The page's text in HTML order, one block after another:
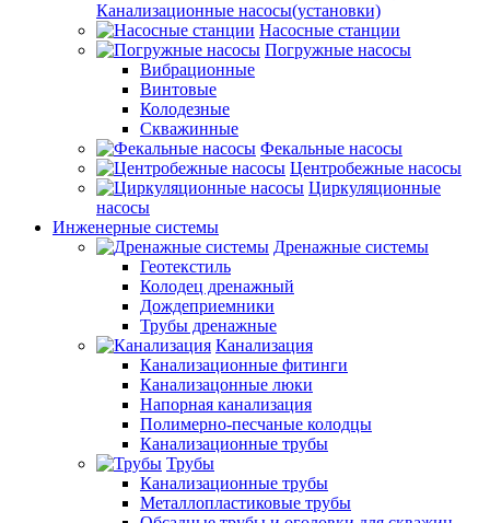
Канализационные насосы(установки)
Насосные станции
Погружные насосы
Вибрационные
Винтовые
Колодезные
Скважинные
Фекальные насосы
Центробежные насосы
Циркуляционные
насосы
Инженерные системы
Дренажные системы
Геотекстиль
Колодец дренажный
Дождеприемники
Трубы дренажные
Канализация
Канализационные фитинги
Канализацонные люки
Напорная канализация
Полимерно-песчаные колодцы
Канализационные трубы
Трубы
Канализационные трубы
Металлопластиковые трубы